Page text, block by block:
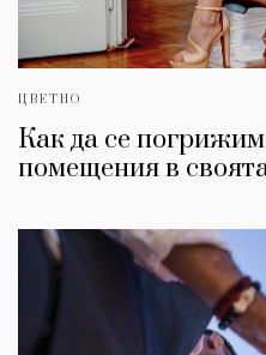
ЦВЕТНО
Как да се
помещения в